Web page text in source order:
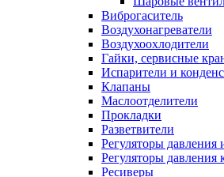
Виброгаситель
Воздухонагреватели
Воздухоохлодители
Гайки, сервисные
Испарители и
Клапаны
Маслоотделители
Прокладки
Разветвители
Регуляторы давления
Регуляторы давления
Ресиверы